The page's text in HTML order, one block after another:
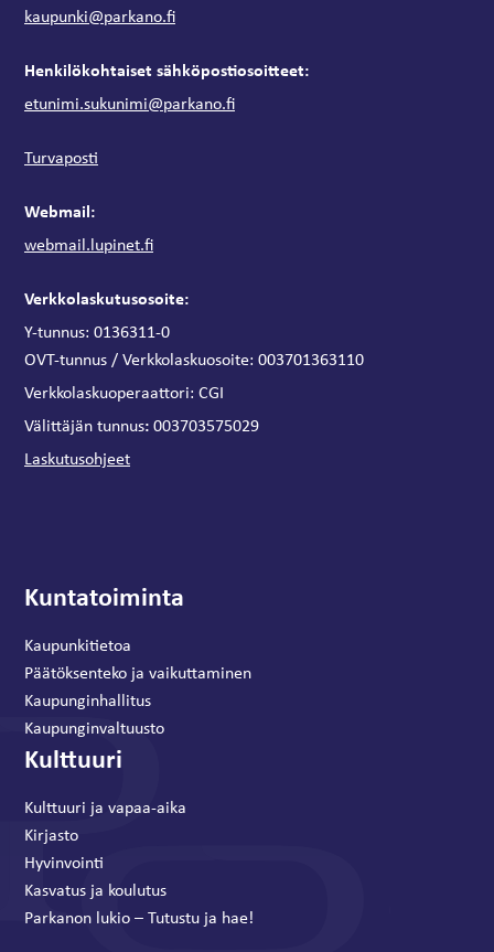
kaupunki@parkano.fi
Henkilökohtaiset sähköpostiosoitteet:
etunimi.sukunimi@parkano.fi
Turvaposti
Webmail:
webmail.lupinet.fi
Verkkolaskutusosoite:
Y-tunnus: 0136311-0
OVT-tunnus / Verkkolaskuosoite: 003701363110
Verkkolaskuoperaattori: CGI
Välittäjän tunnus:003703575029
Laskutusohjeet
Kuntatoiminta
Kaupunkitietoa
Päätöksenteko ja vaikuttaminen
Kaupunginhallitus
Kaupunginvaltuusto
Kulttuuri
Kulttuuri ja vapaa-aika
Kirjasto
Hyvinvointi
Kasvatus ja koulutus
Parkanon lukio – Tutustu ja hae!